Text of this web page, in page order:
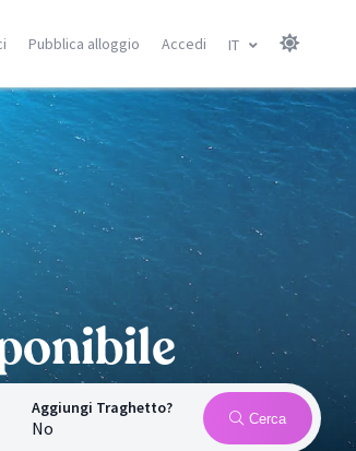
località
Isole Baleari
Minorca
Maiorca
Ibiza
Ricerca località
Pubblica alloggio Accedi IT
Aggiungi Traghetto?
No Cerca